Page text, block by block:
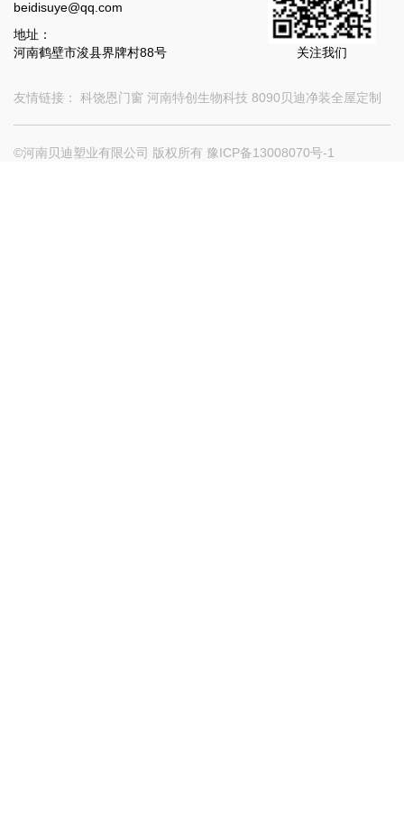
beidisuye@qq.com
地址：
河南鹤壁市浚县界牌村88号
关注我们
友情链接： 科饶恩门窗 河南特创生物科技 8090贝迪净装全屋定制
©河南贝迪塑业有限公司 版权所有 豫ICP备13008070号-1